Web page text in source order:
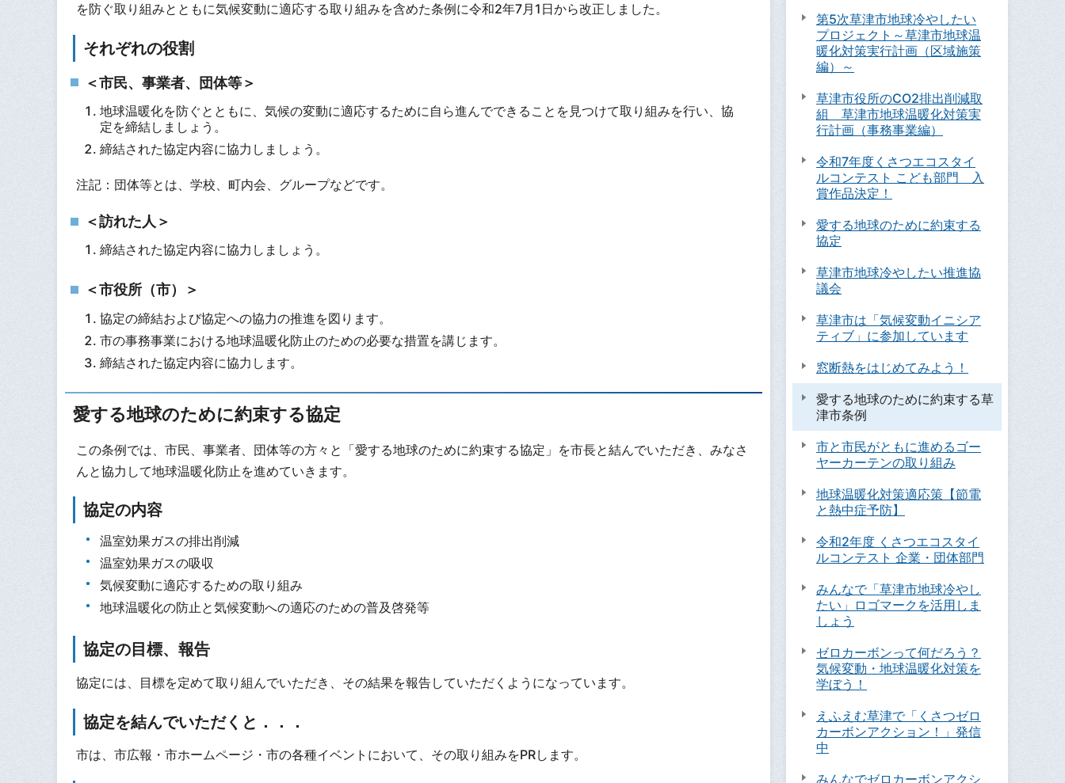
を防ぐ取り組みとともに気候変動に適応する取り組みを含めた条例に令和2年7月1日から改正しました。
それぞれの役割
＜市民、事業者、団体等＞
地球温暖化を防ぐとともに、気候の変動に適応するために自ら進んでできることを見つけて取り組みを行い、協
定を締結しましょう。
締結された協定内容に協力しましょう。
注記：団体等とは、学校、町内会、グループなどです。
＜訪れた人＞
締結された協定内容に協力しましょう。
＜市役所（市）＞
協定の締結および協定への協力の推進を図ります。
市の事務事業における地球温暖化防止のための必要な措置を講じます。
締結された協定内容に協力します。
愛する地球のために約束する協定
この条例では、市民、事業者、団体等の方々と「愛する地球のために約束する協定」を市長と結んでいただき、みなさ
んと協力して地球温暖化防止を進めていきます。
協定の内容
温室効果ガスの排出削減
温室効果ガスの吸収
気候変動に適応するための取り組み
地球温暖化の防止と気候変動への適応のための普及啓発等
協定の目標、報告
協定には、目標を定めて取り組んでいただき、その結果を報告していただくようになっています。
協定を結んでいただくと．．．
市は、市広報・市ホームページ・市の各種イベントにおいて、その取り組みをPRします。
第5次草津市地球冷やしたい
プロジェクト～草津市地球温
暖化対策実行計画（区域施策
編）～
草津市役所のCO2排出削減取
組 草津市地球温暖化対策実
行計画（事務事業編）
令和7年度くさつエコスタイ
ルコンテスト こども部門 入
賞作品決定！
愛する地球のために約束する
協定
草津市地球冷やしたい推進協
議会
草津市は「気候変動イニシア
ティブ」に参加しています
窓断熱をはじめてみよう！
愛する地球のために約束する草
津市条例
市と市民がともに進めるゴー
ヤーカーテンの取り組み
地球温暖化対策適応策【節電
と熱中症予防】
令和2年度 くさつエコスタイ
ルコンテスト 企業・団体部門
みんなで「草津市地球冷やし
たい」ロゴマークを活用しま
しょう
ゼロカーボンって何だろう？
気候変動・地球温暖化対策を
学ぼう！
えふえむ草津で「くさつゼロ
カーボンアクション！」発信
中
みんなでゼロカーボンアクシ